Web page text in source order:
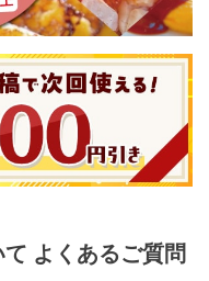
よくあるご質問